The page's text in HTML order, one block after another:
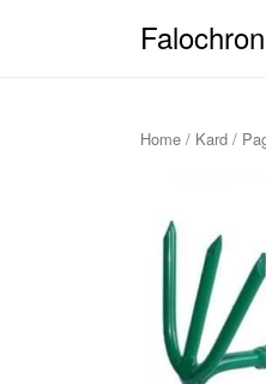
Falochron
Home / Kard /